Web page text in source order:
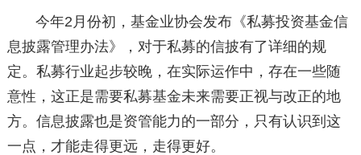
今年2月份初，基金业协会发布《私募投资基金信
息披露管理办法》，对于私募的信披有了详细的规
定。私募行业起步较晚，在实际运作中，存在一些随
意性，这正是需要私募基金未来需要正视与改正的地
方。信息披露也是资管能力的一部分，只有认识到这
一点，才能走得更远，走得更好。